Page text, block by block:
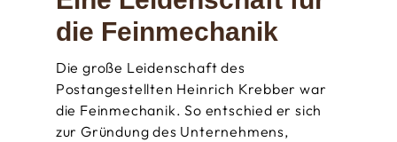
die Feinmechanik
Die große Leidenschaft des
Postangestellten Heinrich Krebber war
die Feinmechanik. So entschied er sich
zur Gründung des Unternehmens,